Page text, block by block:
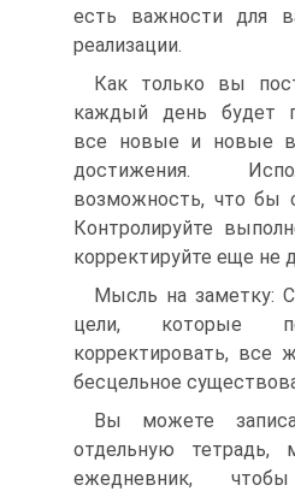
есть важности для
реализации.
Как только вы
каждый день будет
все новые и новые
достижения.
возможность, что бы
Контролируйте
корректируйте еще не
Мысль на заметку:
цели, которые
корректировать, все
бесцельное
Вы можете
отдельную тетрадь,
ежедневник,